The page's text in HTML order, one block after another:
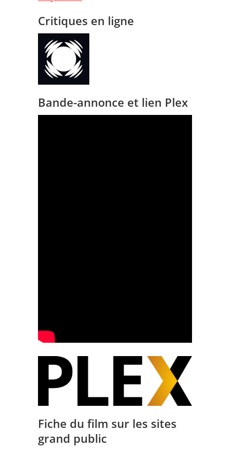
Critiques en ligne
Bande-annonce et lien Plex
Fiche du film sur les sites
grand public